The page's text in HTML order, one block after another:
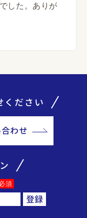
した。ありが
ください
わせ
須